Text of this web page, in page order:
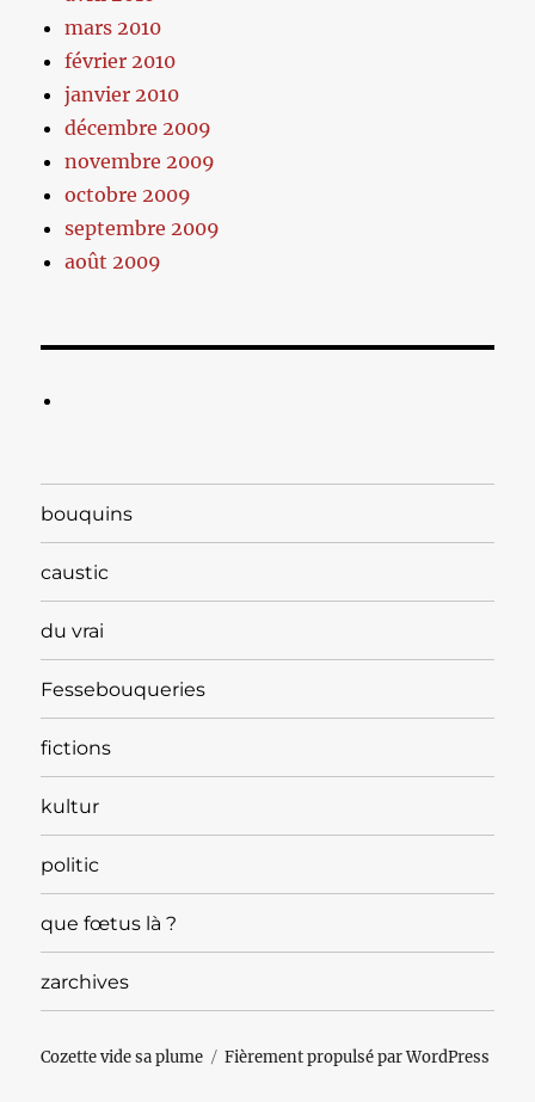
mars 2010
février 2010
janvier 2010
décembre 2009
novembre 2009
octobre 2009
septembre 2009
août 2009
bouquins
caustic
du vrai
Fessebouqueries
fictions
kultur
politic
que fœtus là ?
zarchives
Cozette vide sa plume Fièrement propulsé par WordPress